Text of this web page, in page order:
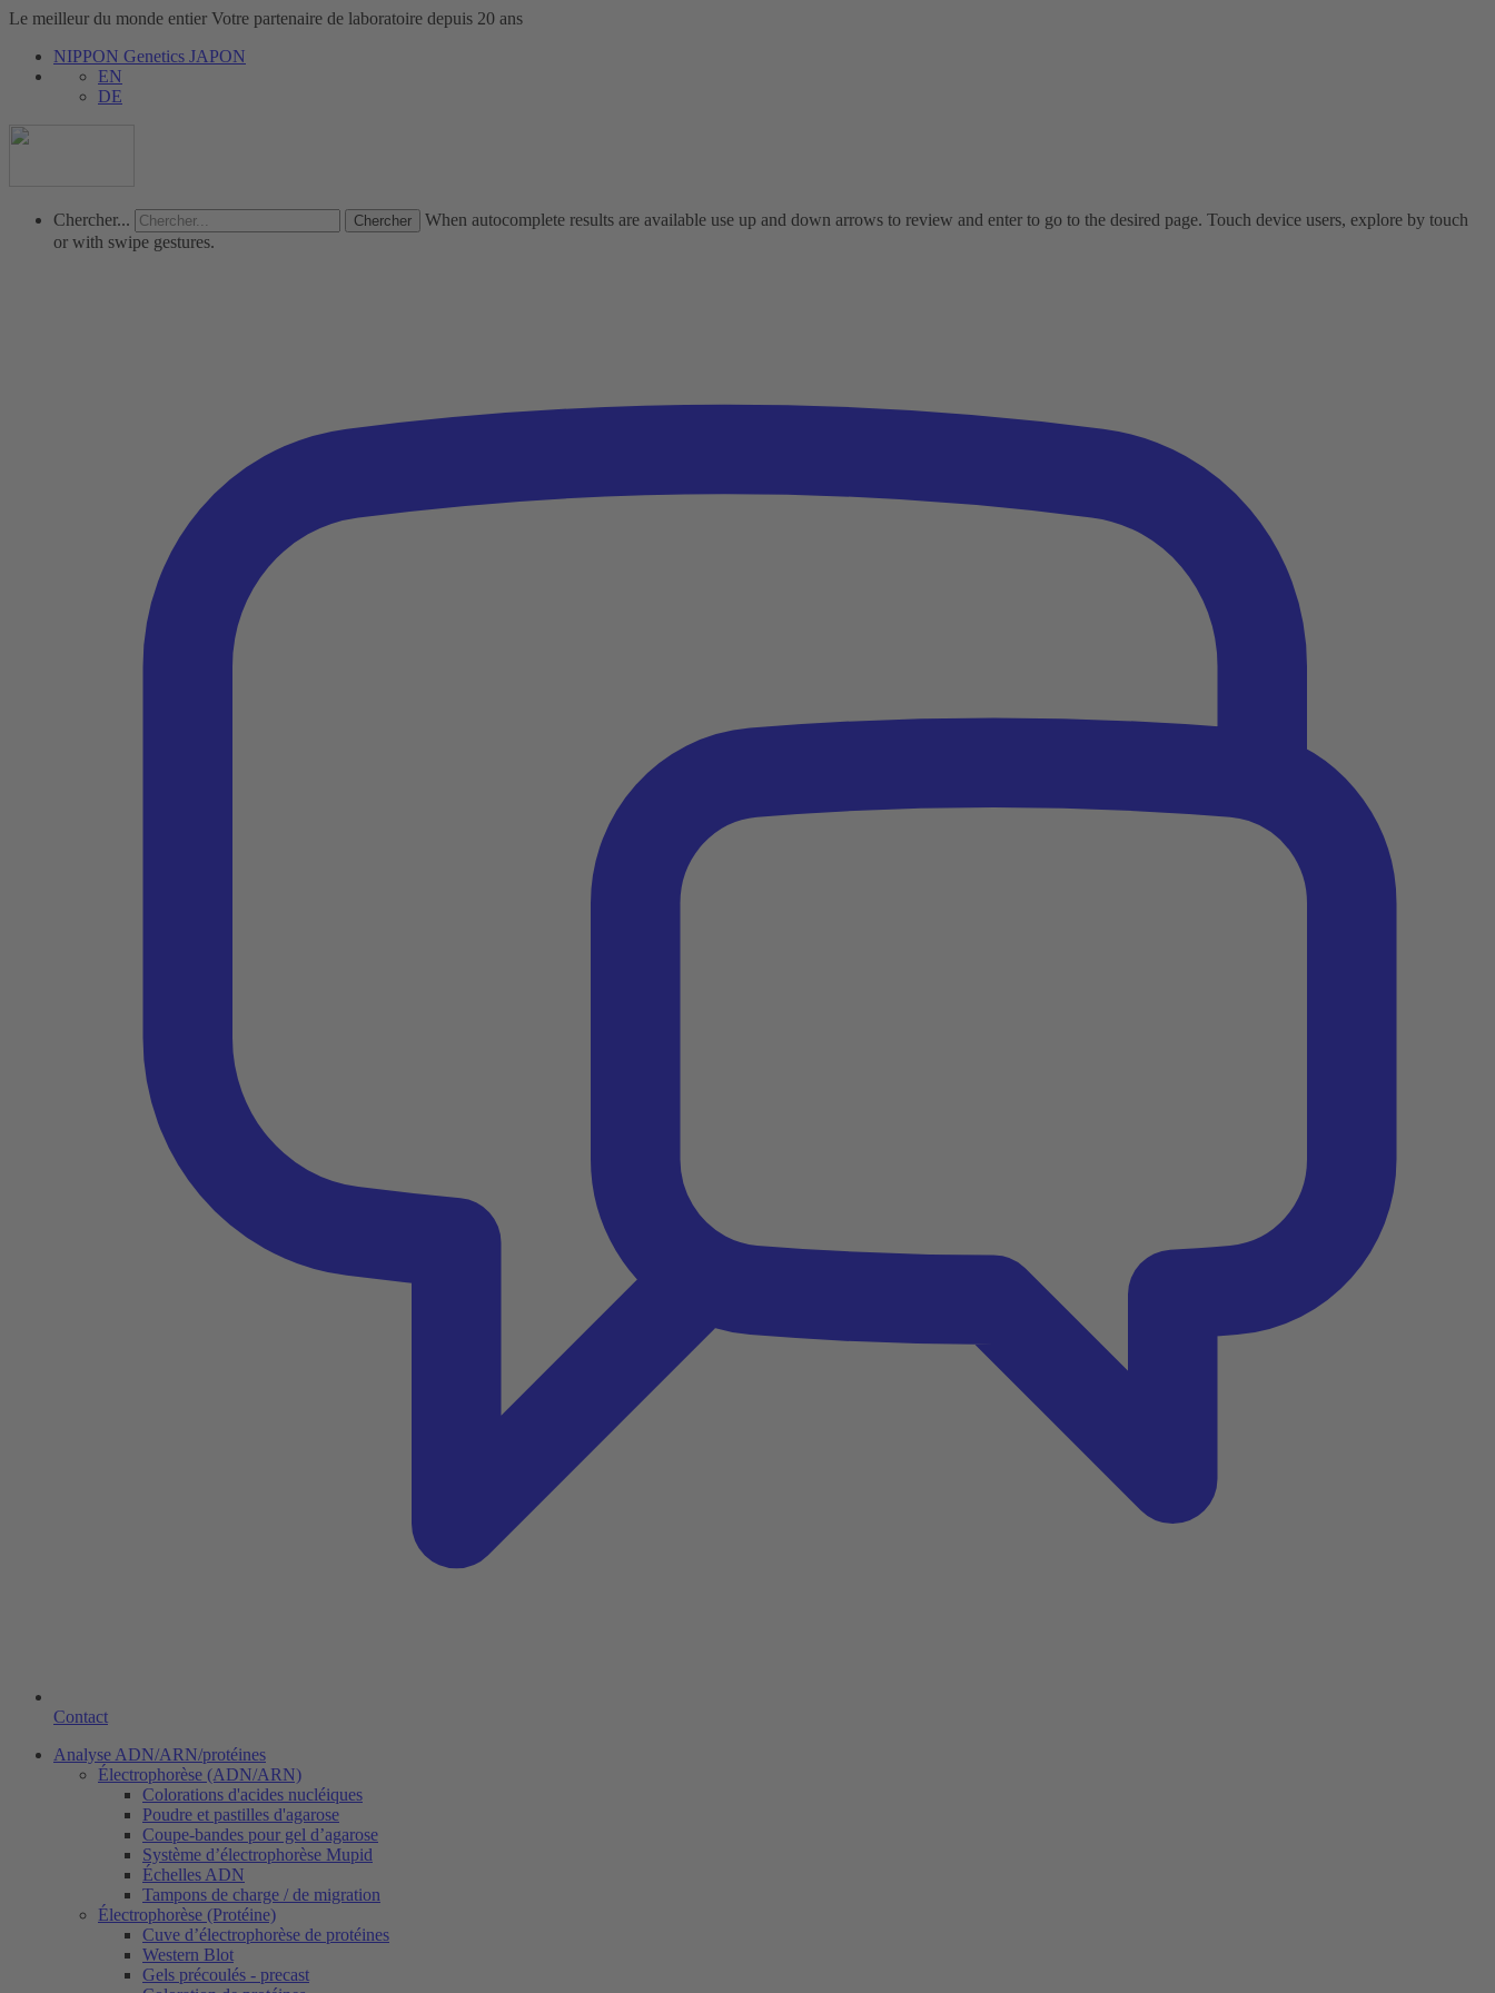
Le meilleur du monde entier Votre partenaire de laboratoire depuis 20 ans
NIPPON Genetics JAPON
EN
DE
Chercher...
When autocomplete results are available use up and down arrows to review and enter to go to the desired page. Touch device users, explore by touch
or with swipe gestures.
Contact
Analyse ADN/ARN/protéines
Électrophorèse (ADN/ARN)
Colorations d'acides nucléiques
Poudre et pastilles d'agarose
Coupe-bandes pour gel d’agarose
Système d’électrophorèse Mupid
Échelles ADN
Tampons de charge / de migration
Électrophorèse (Protéine)
Cuve d’électrophorèse de protéines
Western Blot
Gels précoulés - precast